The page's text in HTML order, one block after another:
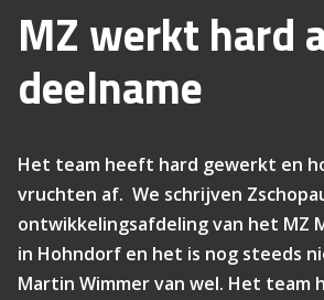
MZ werkt hard
deelname
Het team heeft hard gewerkt en
vruchten af. We schrijven
ontwikkelingsafdeling van het MZ
in Hohndorf en het is nog steeds
Martin Wimmer van wel. Het team